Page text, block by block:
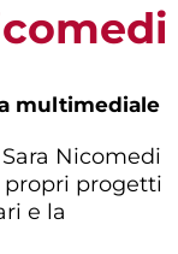
multimediale
Nicomedi
propri progetti
e la